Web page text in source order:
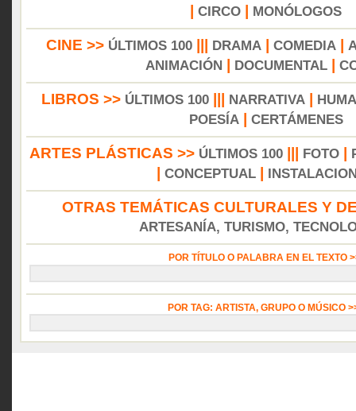
CIRCO MONÓLOGOS
CINE >> ÚLTIMOS 100 DRAMA COMEDIA
ANIMACIÓN
DOCUMENTAL|
LIBROS >> ÚLTIMOS 100 NARRATIVA
POESÍA| CERTÁMENES
ARTES PLÁSTICAS >> ÚLTIMOS 100 FOTO
CONCEPTUAL
OTRAS TEMÁTICAS CULTURALES Y
ARTESANÍA, TURISMO,
POR TÍTULO O PALABRA EN EL TEXTO
POR TAG: ARTISTA, GRUPO O MÚSICO